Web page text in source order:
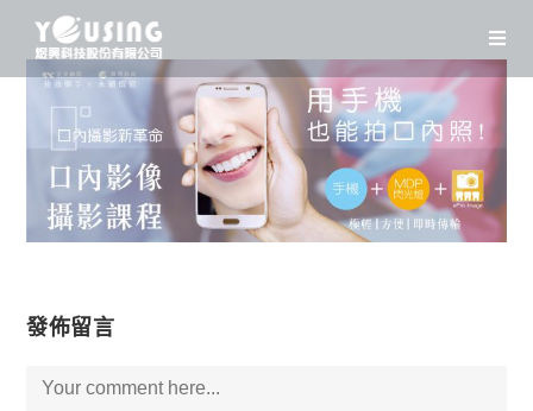
content
發佈留言
Comment